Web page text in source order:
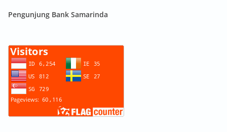
Pengunjung Bank Samarinda